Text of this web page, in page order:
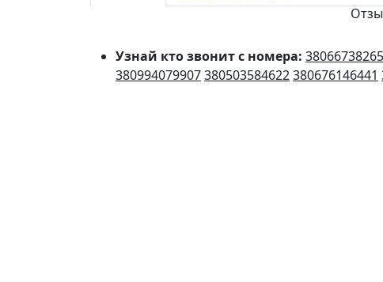
Узнай кто звонит с номера:
380994079907380503584622380676146441